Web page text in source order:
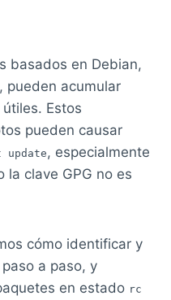
basados en Debian,
pueden acumular
Estos
pueden causar
update , especialmente
la clave GPG no es
cómo identificar y
a paso, y
en estado rc